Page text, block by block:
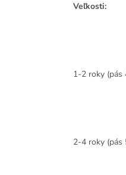
Veľkosti:
1-2 roky (pás
2-4 roky (pás